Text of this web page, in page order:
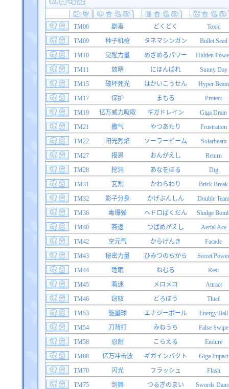
TM06 剧毒 どくどく
Toxic
TM09
种子机枪 タネマシンガン
Bullet Seed
TM10
觉醒力量 めざめるパワー
Hidden
TM11
放晴 にほんばれ
Sunny Day
TM15
破坏死光 はかいこうせん
Hyper Beam
TM17
保护 まもる
Protect
TM19
亿万威力吸取 ギガドレイン
Giga Drain
TM21
撒气 やつあたり
Frustration
TM22
阳光烈焰 ソーラービーム
Solarbeam
TM27
报恩 おんがえし
Return
TM28
挖洞 あなをほる
Dig
TM31
瓦割 かわらわり
Brick Break
TM32
影子分身 かげぶんしん
Double Team
TM36
毒爆弹 ヘドロばくだん
Sludge
TM40
燕返 つばめがえし
Aerial Ace
TM42
空元气 からげんき
Facade
TM43
秘密力量 ひみつのちから
Secret Power
TM44
睡眠 ねむる
Rest
TM45
着迷 メロメロ
Attract
TM46
窃取 どろぼう
Thief
TM53
能量球 エナジーボール
Energy Ball
TM54
刀背打 みねうち
False Swipe
TM58
忍耐 こらえる
Endure
TM68
亿万冲击波 ギガインパクト
Giga Impact
TM70
闪光 フラッシュ
Flash
TM75
剑舞 つるぎのまい
Swords